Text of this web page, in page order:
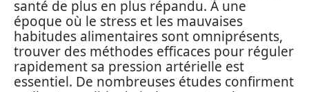
santé de plus en plus répandu. À une
époque où le stress et les mauvaises
habitudes alimentaires sont omniprésents,
trouver des méthodes efficaces pour réguler
rapidement sa pression artérielle est
essentiel. De nombreuses études confirment